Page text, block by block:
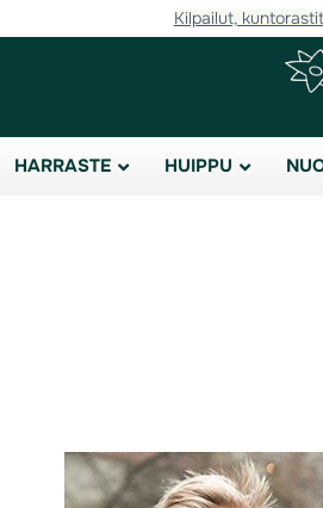
Kilpailut,
HARRASTE HUIPPU